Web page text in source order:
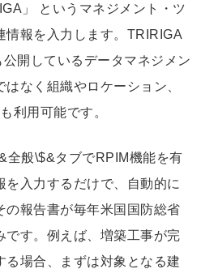
」 というマネジメント・ツ
情報を入力します。TRIRIGA
開しているデータマネジメン
なく組織やロケーション、
利用可能です。
全般\$&タブでRPIM機能を有
入力するだけで、自動的に
の報告書が毎年米国国防総省
です。例えば、増築工事が完
る場合、まずは対象となる建